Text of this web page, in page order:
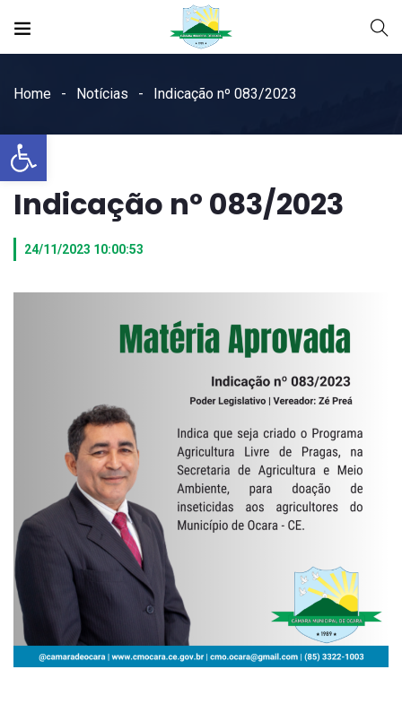
Open toolbar
Home Notícias Indicação nº 083/2023
Indicação nº 083/2023
24/11/2023 10:00:53